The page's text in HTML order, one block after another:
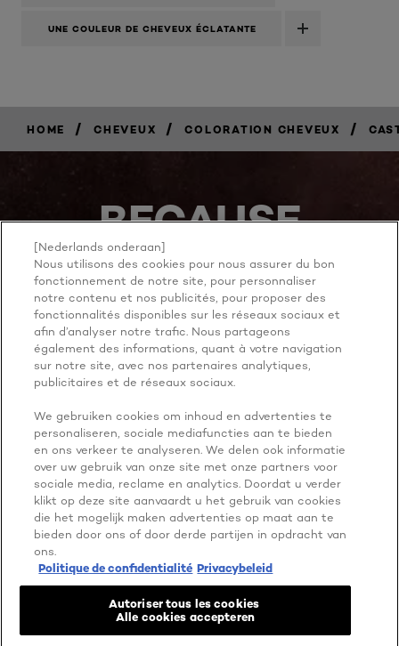
UNE COULEUR DE CHEVEUX ÉCLATANTE
HOME / CHEVEUX / COLORATION CHEVEUX /
BECAUSE
YOU'RE
WORTH IT
PLUS À EXPLORER
ADDRESS
Instagram
Facebook
YouTube
Paramètres des cookies
[Nederlands onderaan]
Nous utilisons des cookies pour nous assurer du bon
fonctionnement de notre site, pour personnaliser
notre contenu et nos publicités, pour proposer des
fonctionnalités disponibles sur les réseaux sociaux et
afin d’analyser notre trafic. Nous partageons
également des informations, quant à votre navigation
sur notre site, avec nos partenaires analytiques,
publicitaires et de réseaux sociaux.
We gebruiken cookies om inhoud en advertenties te
personaliseren, sociale mediafuncties aan te bieden
en ons verkeer te analyseren. We delen ook informatie
over uw gebruik van onze site met onze partners voor
sociale media, reclame en analytics. Doordat u verder
klikt op deze site aanvaardt u het gebruik van cookies
die het mogelijk maken advertenties op maat aan te
bieden door ons of door derde partijen in opdracht van
ons.
Politique de confidentialité Privacybeleid
Autoriser tous les cookies
Alle cookies accepteren